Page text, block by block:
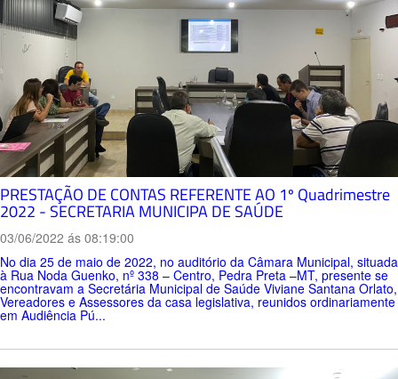
PRESTAÇÃO DE CONTAS REFERENTE AO 1º Quadrimestre
2022 - SECRETARIA MUNICIPA DE SAÚDE
03/06/2022 ás 08:19:00
No dia 25 de maio de 2022, no auditório da Câmara Municipal, situada
à Rua Noda Guenko, nº 338 – Centro, Pedra Preta –MT, presente se
encontravam a Secretária Municipal de Saúde Viviane Santana Orlato,
Vereadores e Assessores da casa legislativa, reunidos ordinariamente
em Audiência Pú...